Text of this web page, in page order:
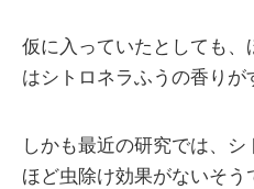
仮に入っていたとしても、
はシトロネラふうの香りが
しかも最近の研究では、
ほど虫除け効果がないそ